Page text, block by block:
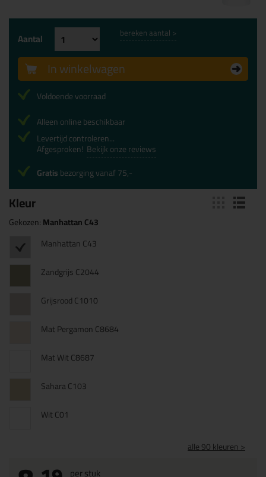
Kleur
Gekozen:Manhattan C43
Manhattan C43
Zandgrijs C2044
Grijsrood C1010
Mat Pergamon C8684
Mat Wit C8687
Sahara C103
Wit C01
alle 90 kleuren >
per stuk
Aantal bereken aantal >
In winkelwagen
Voldoende voorraad
Alleen online beschikbaar
Levertijd controleren...
Afgesproken! Bekijk onze reviews
Gratisbezorging vanaf 75,-